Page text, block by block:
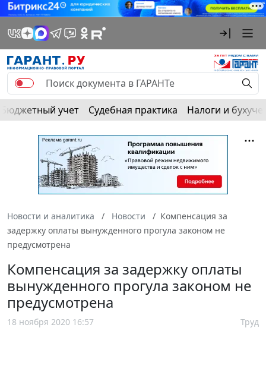
Бюджетный учет Судебная практика Налоги и
Новости и аналитика Новости
Компенсация за
задержку оплаты вынужденного прогула законом не
предусмотрена
Компенсация за задержку оплаты
вынужденного прогула законом не
предусмотрена
18 ноября 2020 16:57 Труд